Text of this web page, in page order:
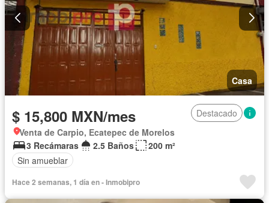
Casa
$ 15,800 MXN/mes
Destacado
Venta de Carpio, Ecatepec de Morelos
3 Recámaras
2.5 Baños
200 m²
Sin amueblar
Hace 2 semanas, 1 día en - Inmobipro